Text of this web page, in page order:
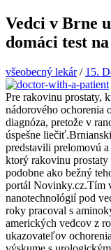
Vedci v Brne
domáci test
všeobecný lekár/ 15.
Pre rakovinu prostaty,
nádorového ochorenia
diagnóza, pretože v
úspešne
predstavili prelomovú
ktorý rakovinu
podobne ako bežný
portál Novinky.cz.Tím
nanotechnológií pod
roky pracoval s
amerických vedcov z
ukazovateľov